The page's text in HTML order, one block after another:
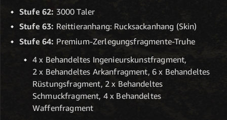
Stufe 62: 3000 Taler
Stufe 63: Reittieranhang: Rucksackanhang (Skin)
Stufe 64: Premium-Zerlegungsfragmente-Truhe
4 x Behandeltes Ingenieurskunstfragment,
2 x Behandeltes Arkanfragment, 6 x Behandeltes
Rüstungsfragment, 2 x Behandeltes
Schmuckfragment, 4 x Behandeltes
Waffenfragment